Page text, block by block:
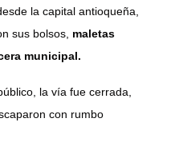
la capital antioqueña,
sus bolsos, maletas
municipal.
la vía fue cerrada,
con rumbo